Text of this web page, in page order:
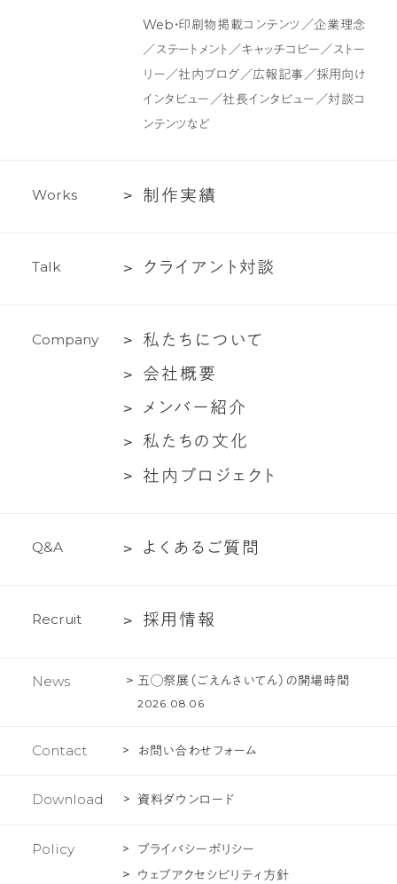
作・
テ
グ
Web・印刷物掲載コンテンツ／企業理念
／ステートメント／キャッチコピー／ストー
リー／社内ブログ／広報記事／採用向け
インタビュー／社長インタビュー／対談コ
ンテンツなど
Works
制
績
制 作実績
Talk
ク
ア
対
談
ク ラ イ ア ン ト 対談
Company
私
に
つ
私 た ち に つ いて
会
要
会社概要
メ
ー
メ ンバ ー紹介
私 私 た ちの 文化
社
ロ
ク
社 内 プロ ジ ェ ク ト
Q&A
よ
る
問
よ く あ る ご質 問
Recruit
採 採用 情報
News 五◯祭展（ごえんさいてん）の開場時間
2026.08.06
Contact お問い合わせフォーム
Download 資料ダウンロード
Policy
プライバシーポリシー
ウェブアクセシビリティ方針